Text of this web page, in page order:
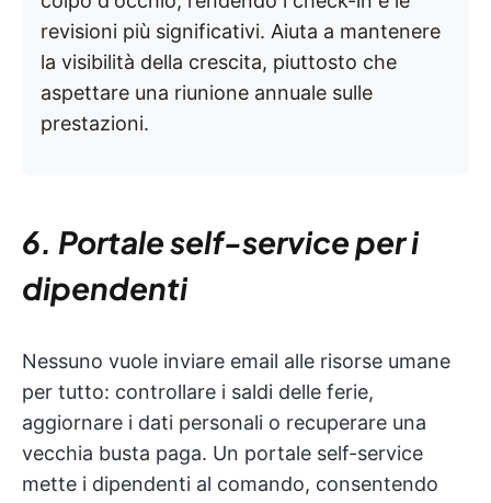
revisioni più significativi. Aiuta a mantenere
la visibilità della crescita, piuttosto che
aspettare una riunione annuale sulle
prestazioni.
6. Portale self-service per i
dipendenti
Nessuno vuole inviare email alle risorse umane
per tutto: controllare i saldi delle ferie,
aggiornare i dati personali o recuperare una
vecchia busta paga. Un portale self-service
mette i dipendenti al comando, consentendo